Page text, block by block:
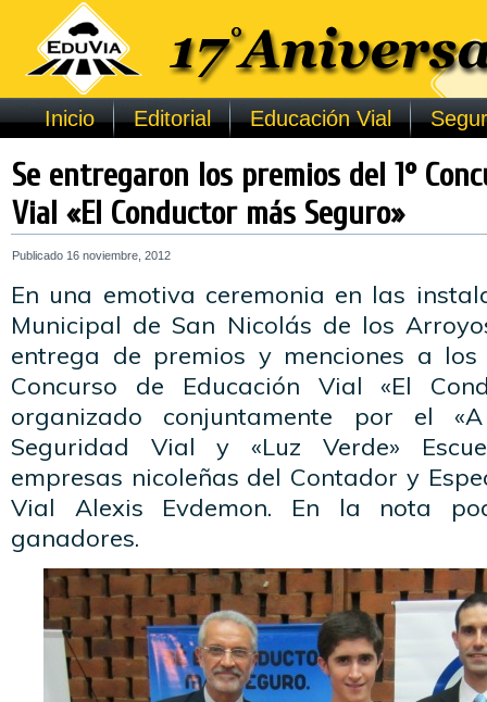
Inicio Editorial Educación Vial
Se entregaron los premios del 1°
Vial «El Conductor más Seguro»
Publicado 16 noviembre, 2012
En una emotiva ceremonia en las
Municipal de San Nicolás de los
entrega de premios y menciones a
Concurso de Educación Vial «El
organizado conjuntamente por el
Seguridad Vial y «Luz Verde»
empresas nicoleñas del Contador y
Vial Alexis Evdemon. En la nota
ganadores.